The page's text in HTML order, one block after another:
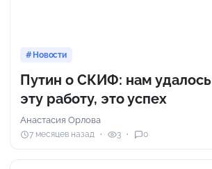
Новости
Путин о СКИФ: нам
эту работу, это успех
Анастасия Орлова
7 месяцев назад 3 0